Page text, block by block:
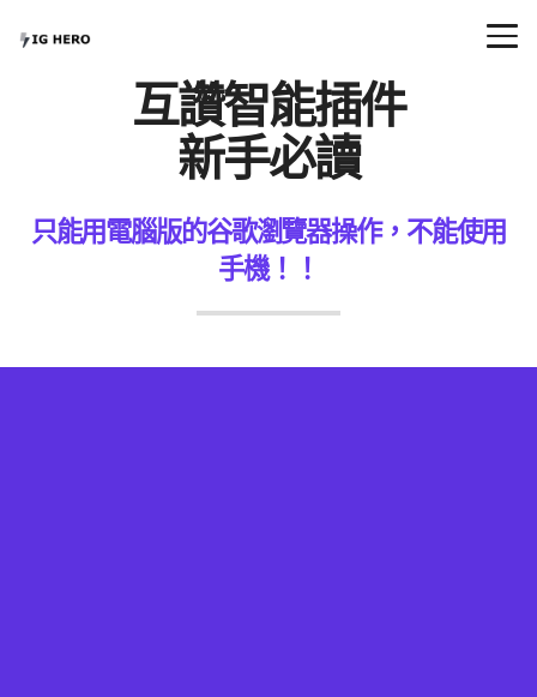
互讚智能插件
新手必讀
只能用電腦版的谷歌瀏覽器操作，不能使用
手機！！